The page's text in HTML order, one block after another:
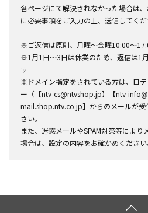
各ページにて解決されなかった場合は
に必要事項をご入力の上、送信してくだ
※ご返信は原則、月曜～金曜10:00～
※1月1日～3日は休業のため、返信は1
す
※ドメイン指定をされている方は、日
ー（【ntv-cs@ntvshop.jp】【ntv-
mail.shop.ntv.co.jp】からのメールが受
さい。
また、迷惑メールやSPAM対策等によ
場合は、設定の内容をお確かめください